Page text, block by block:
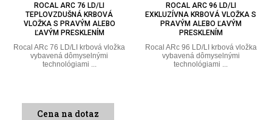
ROCAL ARC 76 LD/LI
TEPLOVZDUŠNÁ KRBOVÁ
VLOŽKA S PRAVÝM ALEBO
ĽAVÝM PRESKLENÍM
Rocal ARc 76 LD/LI krbová vložka
vybavená dômyselnými
technológiami ...
Cena na dotaz
ROCAL ARC 96 LD/LI
EXKLUZÍVNA KRBOVÁ VLOŽKA S
PRAVÝM ALEBO ĽAVÝM
PRESKLENÍM
Rocal ARc 96 LD/LI krbová vložka
vybavená dômyselnými
technológiami ...